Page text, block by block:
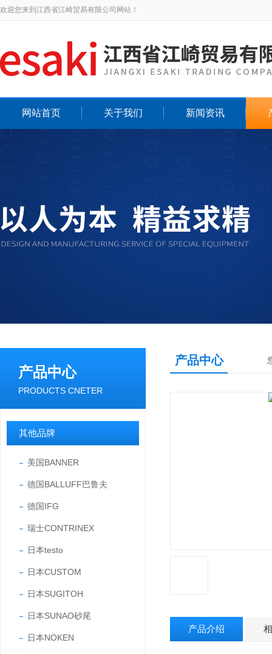
欢迎您来到江西省江崎贸易有限公司网站！
网站首页 关于我们 新闻资讯
产品中心
PRODUCTS CNETER
其他品牌
美国BANNER
德国BALLUFF巴鲁夫
德国IFG
瑞士CONTRINEX
日本testo
日本CUSTOM
日本SUGITOH
日本SUNAO砂尾
日本NOKEN
产品中心
产品介绍